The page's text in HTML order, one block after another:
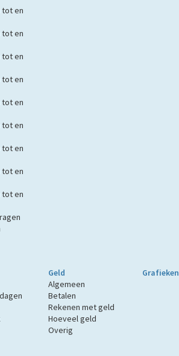
tot en
tot en
tot en
tot en
tot en
tot en
tot en
tot en
tot en
Geld
Algemeen
Betalen
Rekenen met geld
Hoeveel geld
Overig
Grafieken